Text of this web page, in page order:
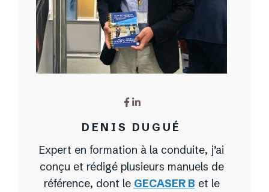
DENIS DUGUÉ
Expert en formation à la conduite, j’ai
conçu et rédigé plusieurs manuels de
référence, dont le GECASER B et le